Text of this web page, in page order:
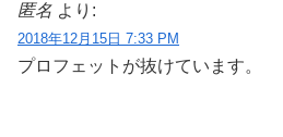
匿名 より:
2018年12月15日 7:33 PM
プロフェットが抜けています。